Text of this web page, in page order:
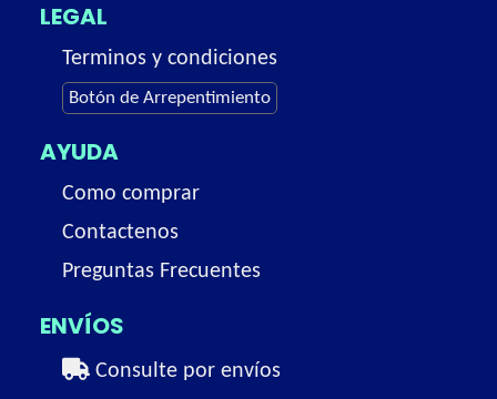
LEGAL
Terminos y condiciones
Botón de Arrepentimiento
AYUDA
Como comprar
Contactenos
Preguntas Frecuentes
ENVÍOS
Consulte por envíos